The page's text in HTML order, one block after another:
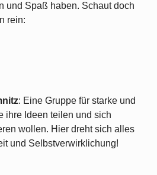
und Spaß haben. Schaut doch
rein:
: Eine Gruppe für starke und
ihre Ideen teilen und sich
wollen. Hier dreht sich alles
und Selbstverwirklichung!